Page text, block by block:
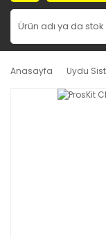
Anasayfa Uydu